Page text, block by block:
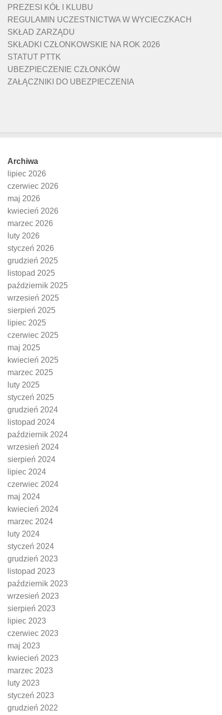
PREZESI KÓŁ I KLUBU
REGULAMIN UCZESTNICTWA W WYCIECZKACH
SKŁAD ZARZĄDU
SKŁADKI CZŁONKOWSKIE NA ROK 2026
STATUT PTTK
UBEZPIECZENIE CZŁONKÓW
ZAŁĄCZNIKI DO UBEZPIECZENIA
Archiwa
lipiec 2026
czerwiec 2026
maj 2026
kwiecień 2026
marzec 2026
luty 2026
styczeń 2026
grudzień 2025
listopad 2025
październik 2025
wrzesień 2025
sierpień 2025
lipiec 2025
czerwiec 2025
maj 2025
kwiecień 2025
marzec 2025
luty 2025
styczeń 2025
grudzień 2024
listopad 2024
październik 2024
wrzesień 2024
sierpień 2024
lipiec 2024
czerwiec 2024
maj 2024
kwiecień 2024
marzec 2024
luty 2024
styczeń 2024
grudzień 2023
listopad 2023
październik 2023
wrzesień 2023
sierpień 2023
lipiec 2023
czerwiec 2023
maj 2023
kwiecień 2023
marzec 2023
luty 2023
styczeń 2023
grudzień 2022